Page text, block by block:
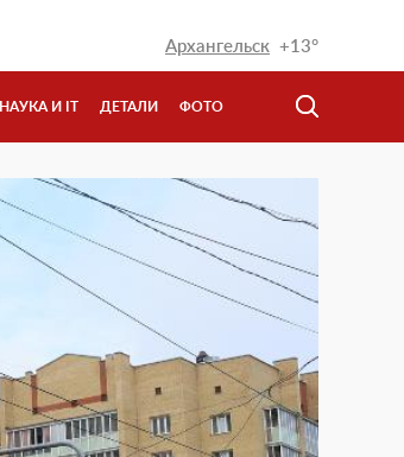
Архангельск +13°
НАУКА И IT ДЕТАЛИ ФОТО